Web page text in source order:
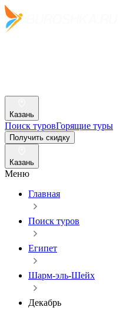
Казань
Поиск туровГорящие туры
Получить скидку
Казань
Меню
Главная
Поиск туров
Египет
Шарм-эль-Шейх
Декабрь